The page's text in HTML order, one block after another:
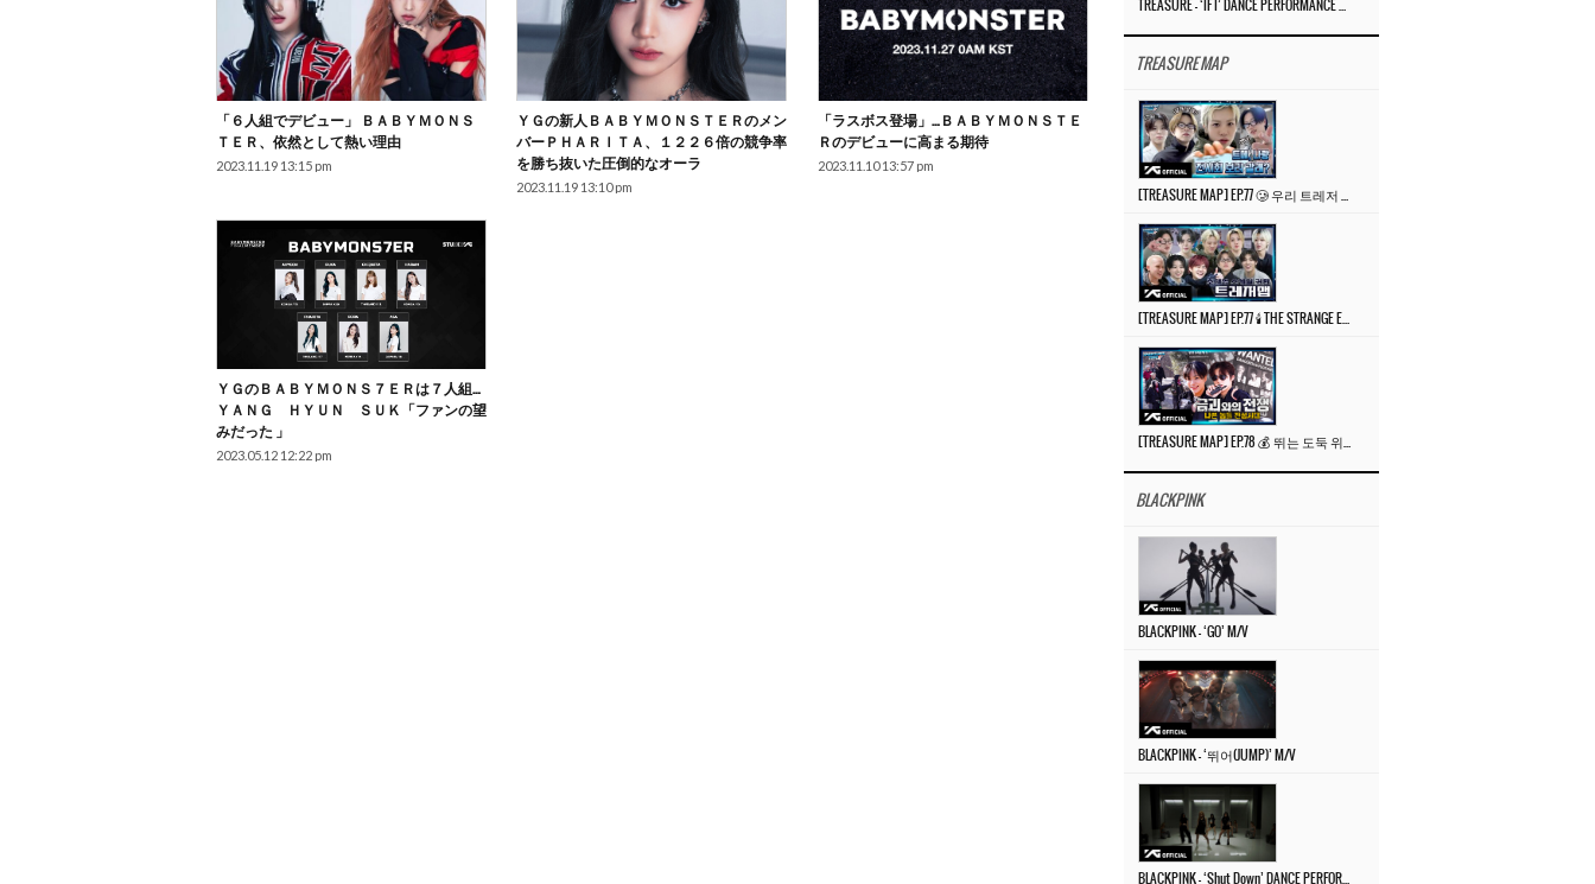
「６人組でデビュー」 ＢＡＢＹＭＯＮＳ
ＴＥＲ、依然として熱い理由
2023.11.19 13:15 pm
ＹＧの新人ＢＡＢＹＭＯＮＳＴＥＲのメン
バーＰＨＡＲＩＴＡ、１２２６倍の競争率
を勝ち抜いた圧倒的なオーラ
2023.11.19 13:10 pm
「ラスボス登場」…ＢＡＢＹＭＯＮＳＴＥ
Ｒのデビューに高まる期待
2023.11.10 13:57 pm
ＹＧのＢＡＢＹＭＯＮＳ７ＥＲは７人組…
ＹＡＮＧ ＨＹＵＮ ＳＵＫ「ファンの望
みだった 」
2023.05.12 12:22 pm
TREASURE MAP
BLACKPINK
BLACKPINK – ‘GO’ M/V
BLACKPINK – ‘뛰어(JUMP)’ M/V